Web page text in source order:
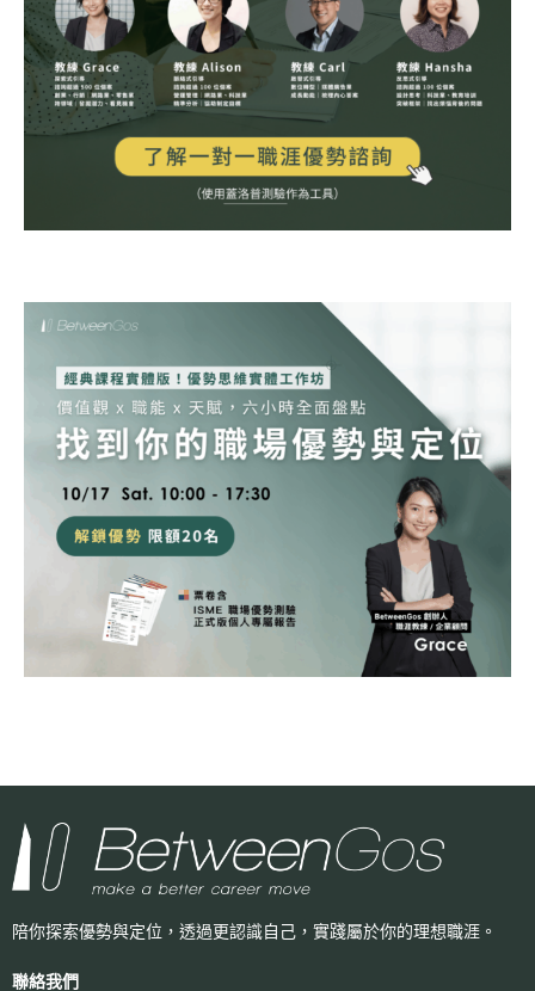
陪你探索優勢與定位，透過更認識自己， 實踐屬於你的理想職涯。
聯絡我們